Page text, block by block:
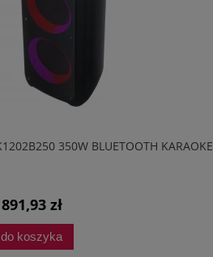
350W BLUETOOTH KARAOKE
891,93 zł
do koszyka